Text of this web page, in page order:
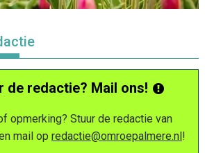
de redactie? Mail ons!
opmerking? Stuur de redactie van
mail op redactie@omroepalmere.nl!